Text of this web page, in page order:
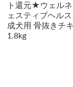
ト還元★ウェル
ェスティブヘル
成犬用 骨抜きチ
1.8kg